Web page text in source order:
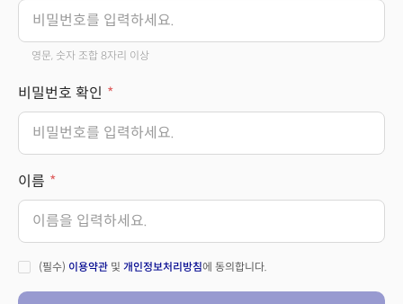
영문, 숫자 조합 8자리 이상
비밀번호 확인
이름
(필수) 이용약관 및 개인정보처리방침에 동의합니다.